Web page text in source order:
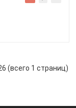
(всего 1 страниц)